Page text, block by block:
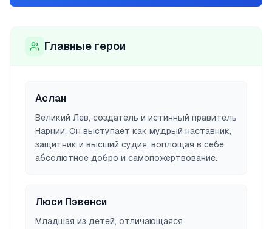
Главные герои
Аслан
Великий Лев, создатель и истинный правитель
Нарнии. Он выступает как мудрый наставник,
защитник и высший судия, воплощая в себе
абсолютное добро и самопожертвование.
Люси Пэвенси
Младшая из детей, отличающаяся